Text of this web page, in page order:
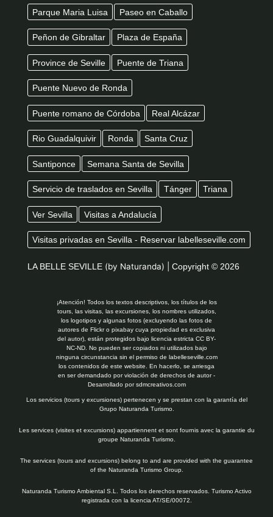
Parque Maria Luisa Paseo en Caballo
Peñon de Gibraltar Plaza de España
Province de Seville Puente de Triana
Puente Nuevo de Ronda
Puente romano de Córdoba Real Alcázar
Rio Guadalquivir Ronda Santa Cruz
Santiponce Semana Santa de Sevilla
Servicio de traslados en Sevilla Tánger Triana
Ver Sevilla Visitas a Andalucía
Visitas privadas en Sevilla - Reservar labelleseville.com
LA BELLE SEVILLE (by Naturanda) | Copyright © 2026
¡Atención! Todos los textos descriptivos, los títulos de los
tours, las visitas, las excursiones, los nombres utilizados,
los logotipos y algunas fotos (excluyendo las fotos de
autores de Flickr o pixabay cuya propiedad es exclusiva
del autor), están protegidos bajo licencia estricta CC BY-
NC-ND. No pueden ser copiados ni utilizados bajo
ninguna circunstancia sin el permiso de labelleseville.com
los contenidos de este website. En hacerlo, se arriesga
en ser demandado por violación de derechos de autor -
Desarrollado porsdmcreativos.com
Los servicios (tours y excursiones) pertenecen y se prestan con la garantía del
Grupo Naturanda Turismo.
Les services (visites et excursions) appartiennent et sont fournis avec la garantie du
groupe Naturanda Turismo.
The services (tours and excursions) belong to and are provided with the guarantee
of the Naturanda Turismo Group.
Naturanda Turismo Ambiental S.L. Todos los derechos reservados. Turismo Activo
registrada con la licencia AT/SE/00072.